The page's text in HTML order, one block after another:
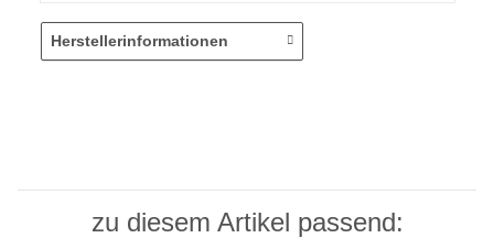
Herstellerinformationen
zu diesem Artikel passend: